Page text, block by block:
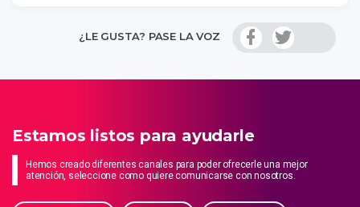
¿LE GUSTA? PASE LA VOZ
Estamos listos para ayudarle
Hemos creado diferentes canales para poder ofrecerle una mejor
atención, seleccione como quiere comunicarse con nosotros.